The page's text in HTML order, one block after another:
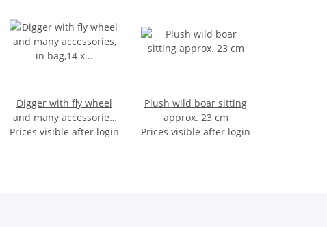
Digger with fly wheel
and many accessories,
in bag,14 x 22 cm
Prices visible after login
Plush wild boar sitting
approx. 23 cm
Prices visible after login